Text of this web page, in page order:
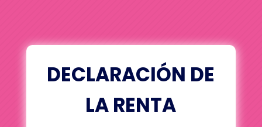
DECLARACIÓN DE
LA RENTA